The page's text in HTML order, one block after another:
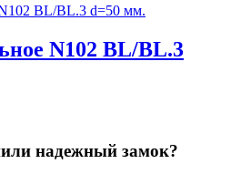
N102 BL/BL.3
надежный замок?